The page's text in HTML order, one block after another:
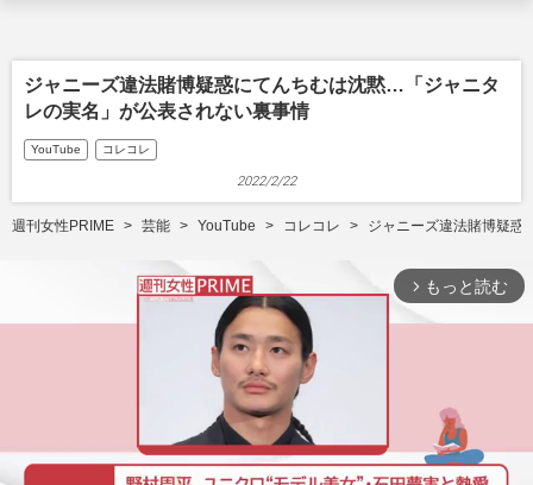
ジャニーズ違法賭博疑惑にてんちむは沈黙…「ジャニタ
レの実名」が公表されない裏事情
YouTube コレコレ
2022/2/22
週刊女性PRIME 芸能 YouTube コレコレ ジャニーズ違法賭博疑
arrow_forward_ios もっと読む